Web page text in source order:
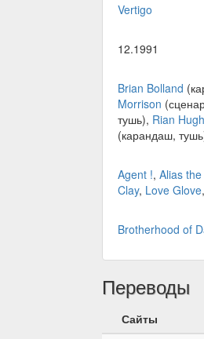
Vertigo
12.1991
Brian Bolland
Morrison
тушь), Rian
(карандаш,
Agent !, Alias
Clay, Love Glove,
Brotherhood of
Переводы
Сайты